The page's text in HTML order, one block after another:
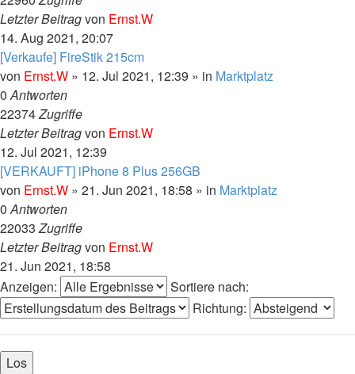
Letzter Beitragvon Ernst.W
14. Aug 2021, 20:07
[Verkaufe] FireStik 215cm
von Ernst.W » 12. Jul 2021, 12:39 » in Marktplatz
0Antworten
22374Zugriffe
Letzter Beitragvon Ernst.W
12. Jul 2021, 12:39
[VERKAUFT] iPhone 8 Plus 256GB
von Ernst.W » 21. Jun 2021, 18:58 » in Marktplatz
0Antworten
22033Zugriffe
Letzter Beitragvon Ernst.W
21. Jun 2021, 18:58
Anzeigen:
Sortiere nach:
Richtung: